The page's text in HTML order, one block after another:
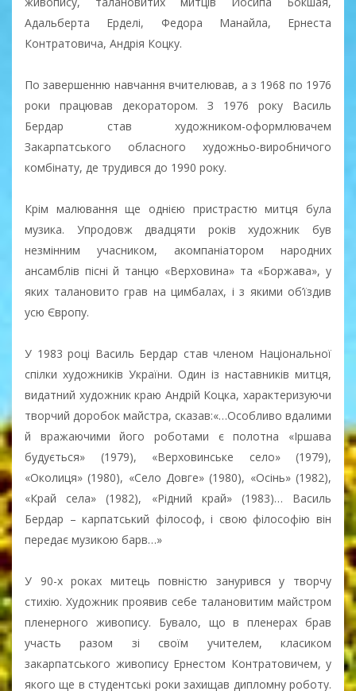
Адальберта Ерделі, Федора Манайла, Ернеста
Контратовича, Андрія Коцку.
По завершенню навчання вчителював, а з 1968 по 1976
роки працював декоратором. З 1976 року Василь
Бердар став художником-оформлювачем
Закарпатського обласного художньо-виробничого
комбінату, де трудився до 1990 року.
Крім малювання ще однією пристрастю митця була
музика. Упродовж двадцяти років художник був
незмінним учасником, акомпаніатором народних
ансамблів пісні й танцю «Верховина» та «Боржава», у
яких талановито грав на цимбалах, і з якими об’їздив
усю Європу.
У 1983 році Василь Бердар став членом Національної
спілки художників України. Один із наставників митця,
видатний художник краю Андрій Коцка, характеризуючи
творчий доробок майстра, сказав:«…Особливо вдалими
й вражаючими його роботами є полотна «Іршава
будується» (1979), «Верховинське село» (1979),
«Околиця» (1980), «Село Довге» (1980), «Осінь» (1982),
«Край села» (1982), «Рідний край» (1983)… Василь
Бердар – карпатський філософ, і свою філософію він
передає музикою барв…»
У 90-х роках митець повністю занурився у творчу
стихію. Художник проявив себе талановитим майстром
пленерного живопису. Бувало, що в пленерах брав
участь разом зі своїм учителем, класиком
закарпатського живопису Ернестом Контратовичем, у
якого ще в студентські роки захищав дипломну роботу.